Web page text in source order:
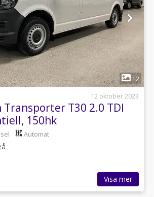
1
12
12 oktober 2023
Transporter T30 2.0 TDI
150hk
Automat
Visa mer